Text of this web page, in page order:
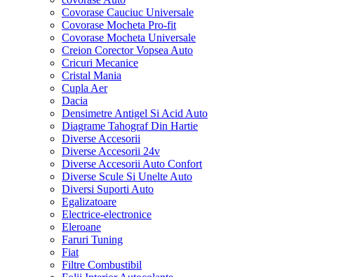
Covorase Cauciuc Universale
Covorase Mocheta Pro-fit
Covorase Mocheta Universale
Creion Corector Vopsea Auto
Cricuri Mecanice
Cristal Mania
Cupla Aer
Dacia
Densimetre Antigel Si Acid Auto
Diagrame Tahograf Din Hartie
Diverse Accesorii
Diverse Accesorii 24v
Diverse Accesorii Auto Confort
Diverse Scule Si Unelte Auto
Diversi Suporti Auto
Egalizatoare
Electrice-electronice
Eleroane
Faruri Tuning
Fiat
Filtre Combustibil